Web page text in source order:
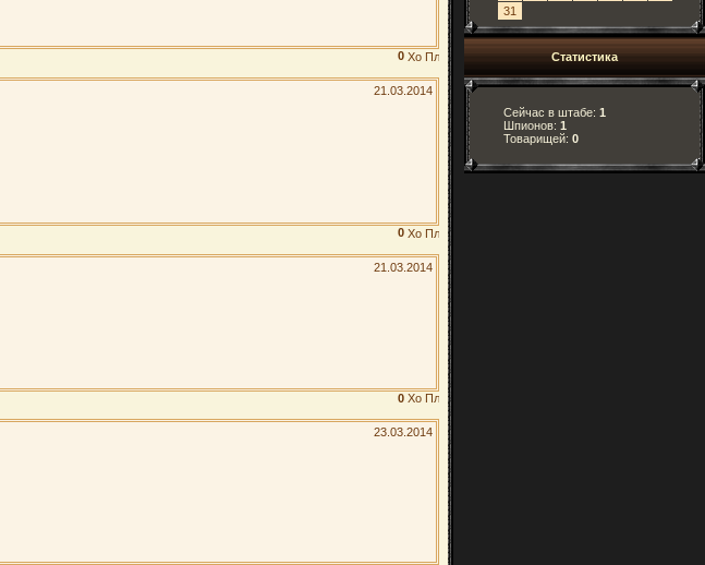
0
21.03.2014
0
21.03.2014
0
23.03.2014
31
Статистика
Сейчас в штабе: 1
Шпионов: 1
Товарищей: 0